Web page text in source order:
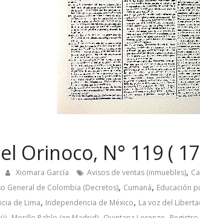
Orinoco, N° 119 (
Xiomara García Avisos de ventas (inmuebles),
General de Colombia (Decretos), Cumaná, Educación
de Lima, Independencia de México, La voz del